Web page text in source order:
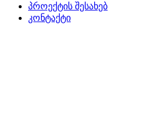
პროექტის შესახებ
კონტაქტი